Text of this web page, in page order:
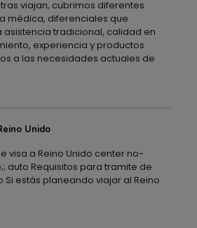
viajan, cubrimos diferentes
médica, diferenciales que
tradicional, calidad en
experiencia y productos
a las necesidades actuales de
visa a Reino Unido
Unido
visa a Reino Unido center no-
auto Requisitos para tramite de
Si estás planeando viajar al Reino